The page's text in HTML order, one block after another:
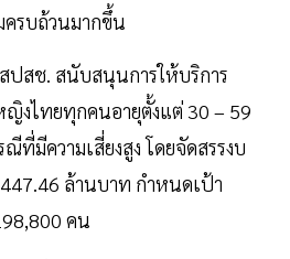
รบถ้วนมากขึ้น
ปสช. สนับสนุนการให้บริการ
ญิงไทยทุกคนอายุตั้งแต่ 30 – 59
ที่มีความเสี่ยงสูง โดยจัดสรรงบ
ล้านบาท กำหนดเป้า
คน